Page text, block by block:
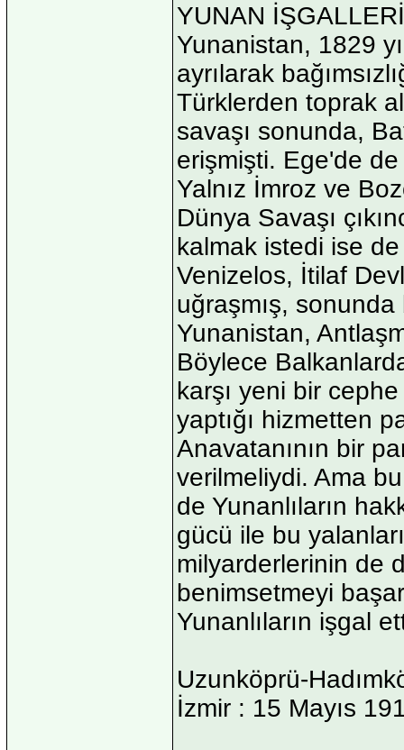
YUNAN İŞGALLERİ
Yunanistan, 1829
ayrılarak
Türklerden toprak
savaşı sonunda,
erişmişti. Ege'de de
Yalnız İmroz ve
Dünya Savaşı
kalmak istedi ise
Venizelos, İtilaf
uğraşmış, sonunda
Yunanistan,
Böylece
karşı yeni bir
yaptığı hizmetten
Anavatanının bir
verilmeliydi. Ama
de Yunanlıların
gücü ile bu
milyarderlerinin de
benimsetmeyi
Yunanlıların işgal
Uzunköprü-
İzmir : 15 Mayıs